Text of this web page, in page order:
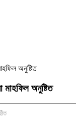
অনুষ্টিত
মাহফিল অনুষ্টিত